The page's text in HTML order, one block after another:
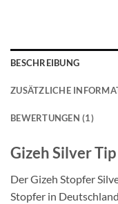
BESCHREIBUNG
ZUSÄTZLICHE
BEWERTUNGEN (1)
Gizeh Silver
Der Gizeh Stopfer
Stopfer in